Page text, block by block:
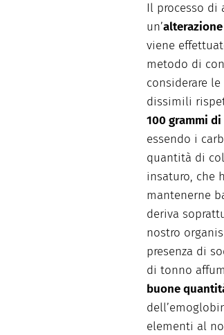
Il processo di
un’
viene
metodo di
considerare
dissimili
100 grammi
essendo i
quantità di
insaturo, che
mantenerne
deriva
nostro
presenza di
di tonno
buone
elementi al